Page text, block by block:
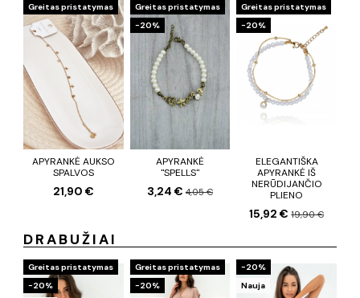
Greitas pristatymas
APYRANKĖ AUKSO
SPALVOS
21,90 €
Greitas pristatymas
−20%
APYRANKĖ
"SPELLS"
3,24 € 4,05 €
Greitas pristatymas
−20%
ELEGANTIŠKA
APYRANKĖ IŠ
NERŪDIJANČIO
PLIENO
15,92 €19,90 €
DRABUŽIAI
Greitas pristatymas
−20%
Greitas pristatymas
−20%
−20%
Nauja